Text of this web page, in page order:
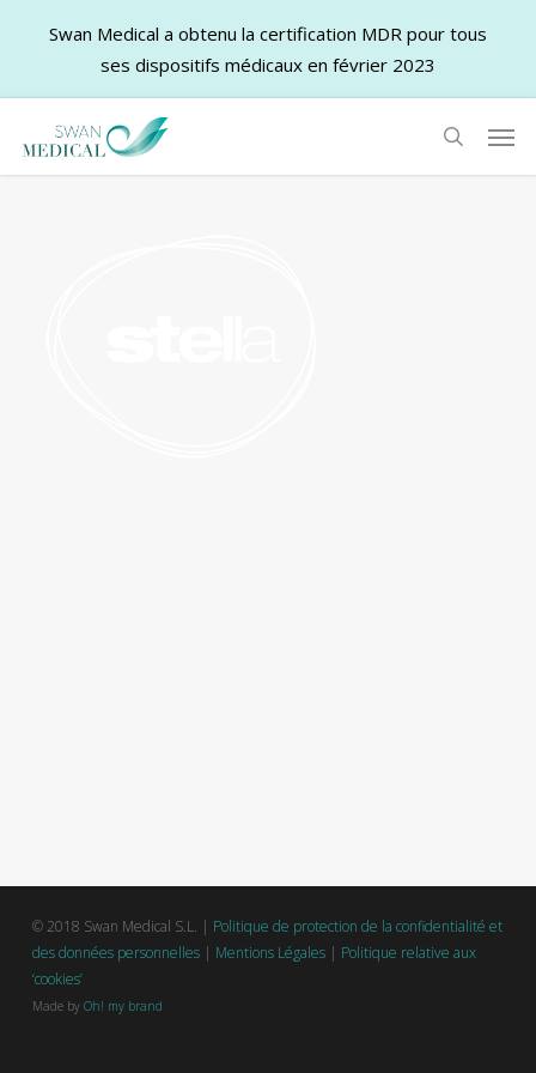
main
search
© 2018 Swan Medical S.L. | Politique de protection de la confidentialité et
des données personnelles| Mentions Légales| Politique relative aux
‘cookies’
Made by Oh! my brand
Swan Medical a obtenu la certification MDR pour tous
ses dispositifs médicaux en février 2023